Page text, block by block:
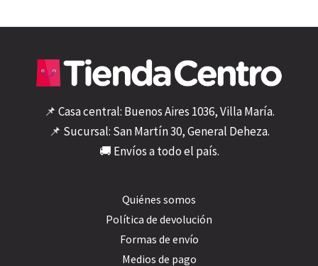
📌 Casa central: Buenos Aires 1036, Villa María.
📌 Sucursal: San Martín 30, General Deheza.
🚚 Envíos a todo el país.
Quiénes somos
Política de devolución
Formas de envío
Medios de pago